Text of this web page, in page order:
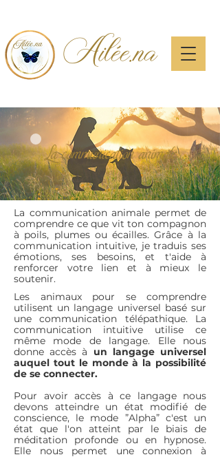
Ailée.na
La communication animale
La communication animale permet de
comprendre ce que vit ton compagnon
à poils, plumes ou écailles. Grâce à la
communication intuitive, je traduis ses
émotions, ses besoins, et t'aide à
renforcer votre lien et à mieux le
soutenir.
Les animaux pour se comprendre
utilisent un langage universel basé sur
une communication télépathique. La
communication intuitive utilise ce
même mode de langage. Elle nous
donne accès à un langage universel
auquel tout le monde à la possibilité
de se connecter.
Pour avoir accès à ce langage nous
devons atteindre un état modifié de
conscience, le mode ”Alpha” c'est un
état que l'on atteint par le biais de
méditation profonde ou en hypnose.
Elle nous permet une connexion à